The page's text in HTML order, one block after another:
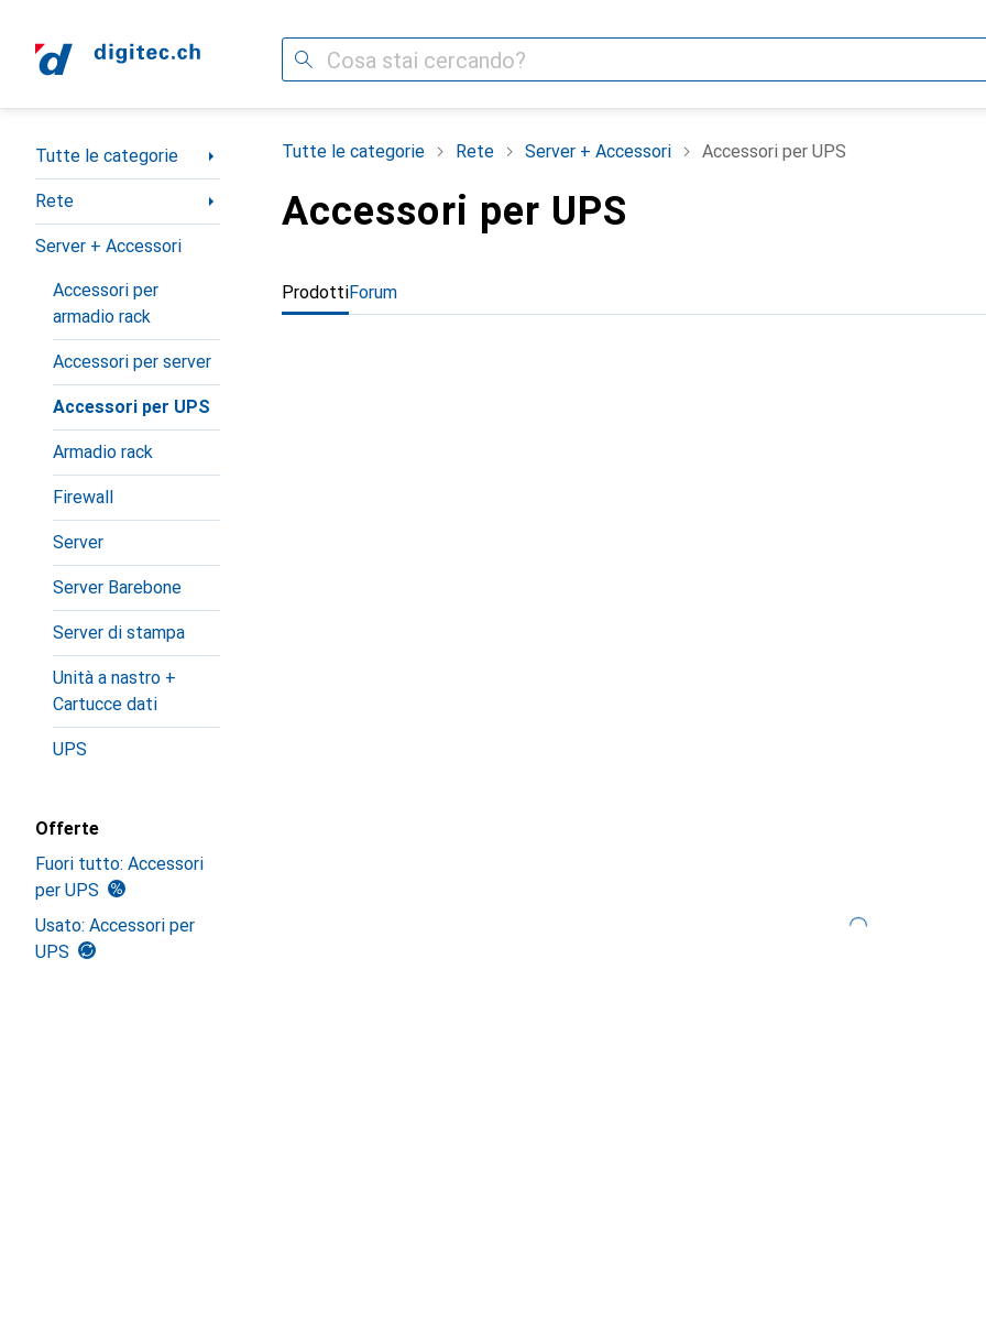
Cerca
Categoria Navigazione
Tutte le categorie
Rete
Server + Accessori
Accessori per
armadio rack
Accessori per server
Accessori per UPS
Armadio rack
Firewall
Server
Server Barebone
Server di stampa
Unità a nastro +
Cartucce dati
UPS
Offerte
Fuori tutto: Accessori
per UPS
Usato: Accessori per
UPS
Tutte le categorie Rete Server + Accessori Accessori per UPS
Accessori per UPS
ProdottiForum